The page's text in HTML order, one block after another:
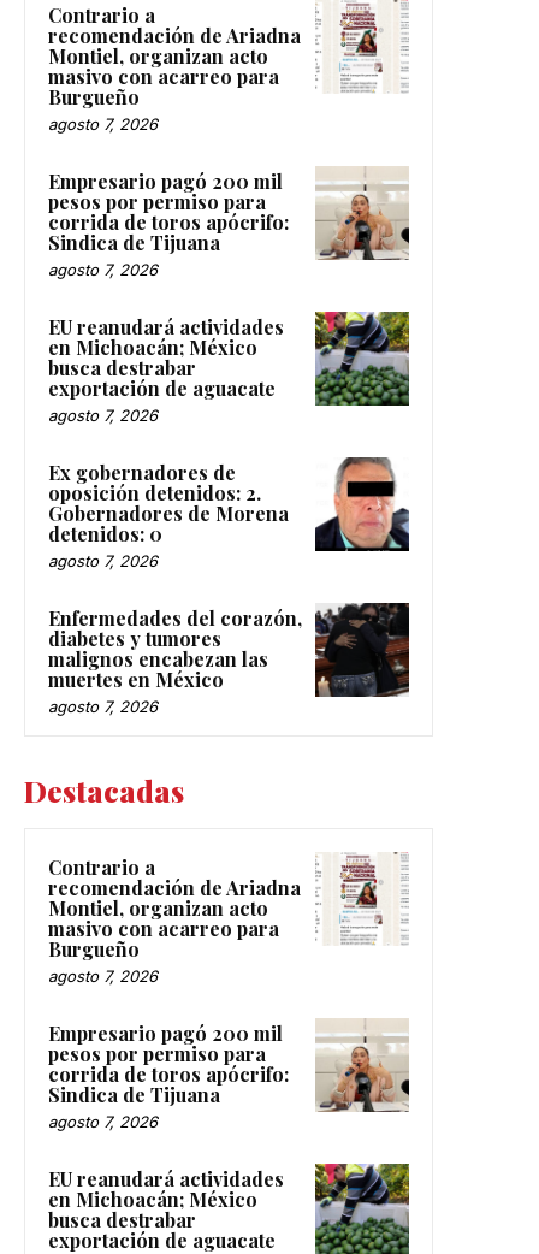
Contrario a
recomendación de Ariadna
Montiel, organizan acto
masivo con acarreo para
Burgueño
agosto 7, 2026
Empresario pagó 200 mil
pesos por permiso para
corrida de toros apócrifo:
Sindica de Tijuana
agosto 7, 2026
EU reanudará actividades
en Michoacán; México
busca destrabar
exportación de aguacate
agosto 7, 2026
Ex gobernadores de
oposición detenidos: 2.
Gobernadores de Morena
detenidos: 0
agosto 7, 2026
Enfermedades del corazón,
diabetes y tumores
malignos encabezan las
muertes en México
agosto 7, 2026
Destacadas
Contrario a
recomendación de Ariadna
Montiel, organizan acto
masivo con acarreo para
Burgueño
agosto 7, 2026
Empresario pagó 200 mil
pesos por permiso para
corrida de toros apócrifo:
Sindica de Tijuana
agosto 7, 2026
EU reanudará actividades
en Michoacán; México
busca destrabar
exportación de aguacate